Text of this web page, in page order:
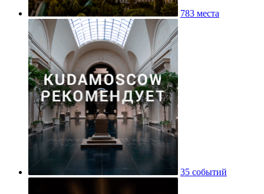
783 места
35 событий